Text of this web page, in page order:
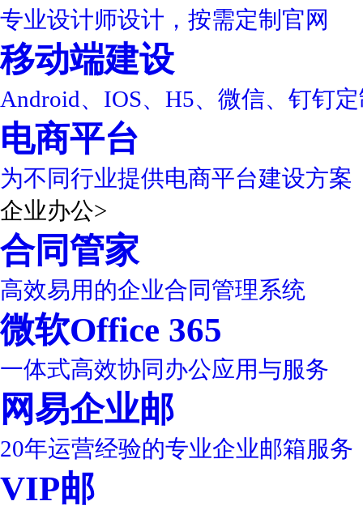
专业设计师设计，按需定制官网
移动端建设
Android、IOS、H5、微信、钉钉
电商平台
为不同行业提供电商平台建设方案
企业办公>
合同管家
高效易用的企业合同管理系统
微软Office 365
一体式高效协同办公应用与服务
网易企业邮
20年运营经验的专业企业邮箱服务
VIP邮